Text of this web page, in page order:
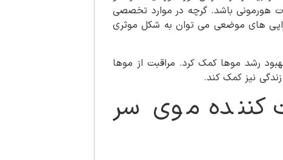
هورمونی باشد. گرچه در موارد تخصصی
های موضعی می توان به شکل موثری
رشد موها کمک کرد. مراقبت از موها
نیز کمک کند.
کننده موی سر